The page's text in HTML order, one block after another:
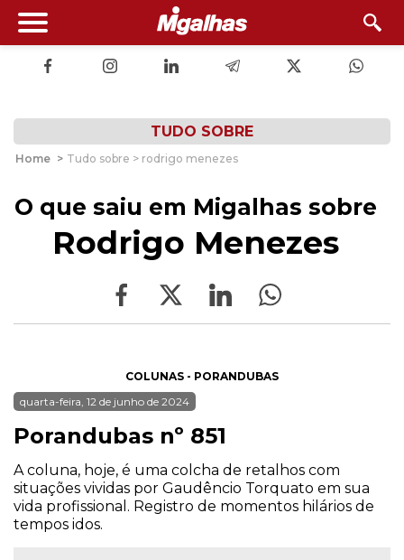
TUDO SOBRE
Home > Tudo sobre > rodrigo menezes
O que saiu em Migalhas sobre
Rodrigo Menezes
COLUNAS - PORANDUBAS
quarta-feira, 12 de junho de 2024
Porandubas nº 851
A coluna, hoje, é uma colcha de retalhos com
situações vividas por Gaudêncio Torquato em sua
vida profissional. Registro de momentos hilários de
tempos idos.